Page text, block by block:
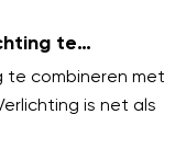
te
te combineren met
is net als